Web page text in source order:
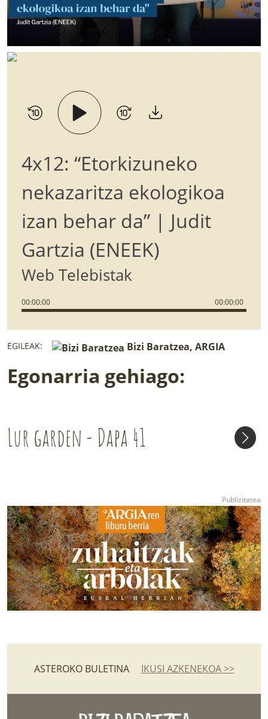
4x12: “Etorkizuneko
nekazaritza ekologikoa
izan behar da” | Judit
Gartzia (ENEEK)
Web Telebistak
00:00:00 00:00:00
EGILEAK: Bizi Baratzea, ARGIA
Egonarria gehiago:
Lur garden - Dapa 41
ASTEROKO BULETINA IKUSI AZKENEKOA >>